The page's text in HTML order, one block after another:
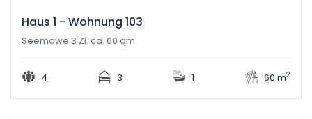
Haus 1 - Wohnung 103
Seemöwe 3 Zi. ca. 60 qm
4 3 1 60 m2